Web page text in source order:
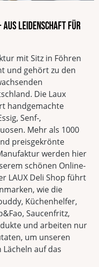
Aus Leidenschaft für
mit Sitz in Föhren
und gehört zu den
Die Laux
handgemachte
Senf-,
Mehr als 1000
preisgekrönte
werden hier
schönen Online-
LAUX Deli Shop führt
wie die
Küchenhelfer,
Saucenfritz,
und arbeiten nur
um unseren
auf das